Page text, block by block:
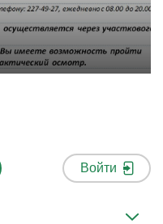
Войти